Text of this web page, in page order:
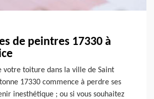
de peintres 17330 à
votre toiture dans la ville de Saint
17330 commence à perdre ses
inesthétique ; ou si vous souhaitez